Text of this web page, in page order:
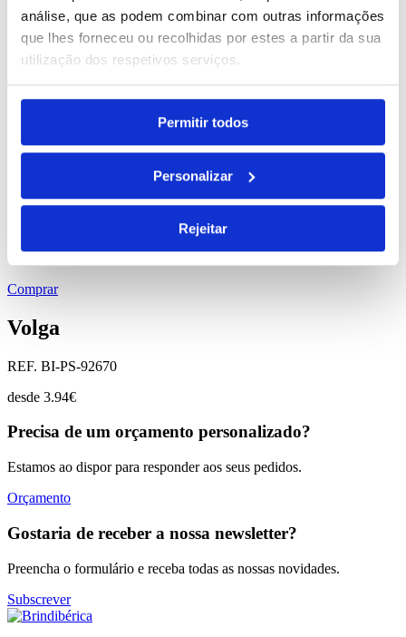
análise, que as podem combinar com outras informações
que lhes forneceu ou recolhidas por estes a partir da sua
utilização dos respetivos serviços.
Permitir todos
Personalizar
Rejeitar
Mika
REF. BI-PS-98006
desde 0.96€
REF. BI-PS-94683
Comprar
Volga
REF. BI-PS-92670
desde 3.94€
Precisa de um orçamento personalizado?
Estamos ao dispor para responder aos seus pedidos.
Orçamento
Gostaria de receber a nossa newsletter?
Preencha o formulário e receba todas as nossas novidades.
Subscrever